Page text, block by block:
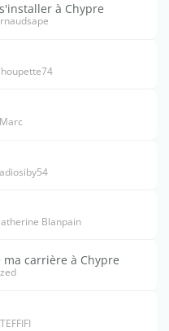
à Chypre
Blanpain
carrière à Chypre